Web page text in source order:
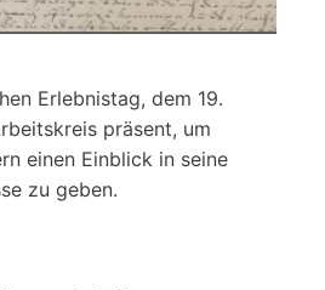
Erlebnistag, dem 19.
präsent, um
einen Einblick in seine
zu geben.